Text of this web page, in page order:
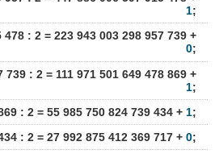
1;
478 : 2 = 223 943 003 298 957 739 +
0;
739 : 2 = 111 971 501 649 478 869 +
1;
: 2 = 55 985 750 824 739 434 + 1;
: 2 = 27 992 875 412 369 717 + 0;